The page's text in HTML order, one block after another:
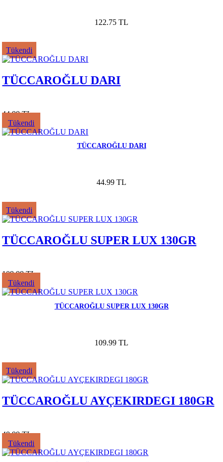
122.75 TL
Tükendi
TÜCCAROĞLU DARI
44.99 TL
Tükendi
TÜCCAROĞLU DARI
44.99 TL
Tükendi
TÜCCAROĞLU SUPER LUX 130GR
109.99 TL
Tükendi
TÜCCAROĞLU SUPER LUX 130GR
109.99 TL
Tükendi
TÜCCAROĞLU AYÇEKIRDEGI 180GR
48.99 TL
Tükendi